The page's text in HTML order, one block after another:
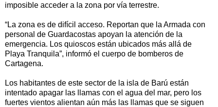
imposible acceder a la zona por vía terrestre.
“La zona es de difícil acceso. Reportan que la Armada con
personal de Guardacostas apoyan la atención de la
emergencia. Los quioscos están ubicados más allá de
Playa Tranquila”, informó el cuerpo de bomberos de
Cartagena.
Los habitantes de este sector de la isla de Barú están
intentado apagar las llamas con el agua del mar, pero los
fuertes vientos alientan aún más las llamas que se siguen